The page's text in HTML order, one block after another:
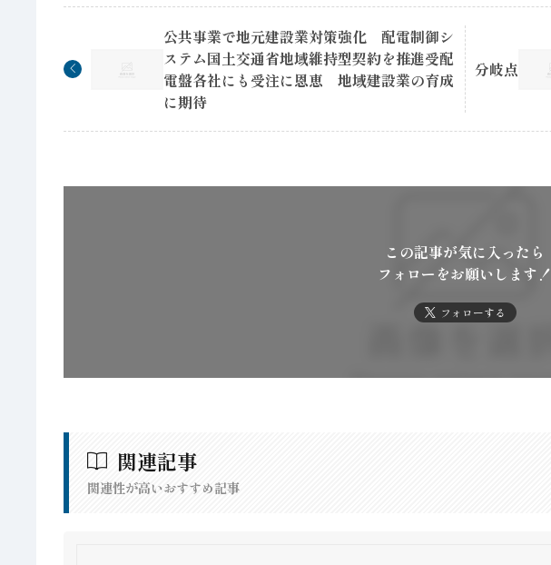
公共事業で地元建設業対策強化 配電制御シ
ステム国土交通省地域維持型契約を推進受配
電盤各社にも受注に恩恵 地域建設業の育成
に期待
分岐点
この記事が気に入ったら
フォローをお願いします！
フォローする
関連記事
関連性が高いおすすめ記事